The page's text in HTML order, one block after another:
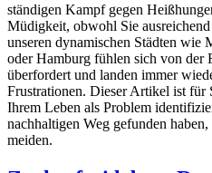
ständigen Kampf gegen
Müdigkeit, obwohl Sie
unseren dynamischen Städten wie
oder Hamburg fühlen sich von der
überfordert und landen immer
Frustrationen. Dieser Artikel ist für
Ihrem Leben als Problem
nachhaltigen Weg gefunden
meiden.